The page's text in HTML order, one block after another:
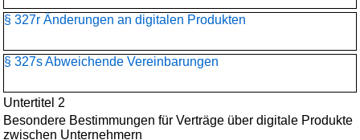
§ 327r Änderungen an digitalen Produkten
§ 327s Abweichende Vereinbarungen
Untertitel 2
Besondere Bestimmungen für Verträge über digitale Produkte
zwischen Unternehmern